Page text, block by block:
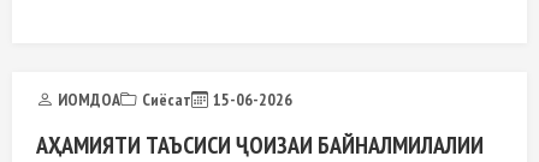
ИОМДОА Сиёсат 15-06-2026
АҲАМИЯТИ ТАЪСИСИ ҶОИЗАИ БАЙНАЛМИЛАЛИИ